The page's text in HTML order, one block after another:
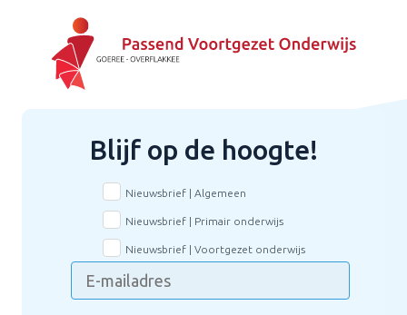
Blijf op de hoogte!
Nieuwsbrief | Algemeen
Nieuwsbrief | Primair onderwijs
Nieuwsbrief | Voortgezet onderwijs